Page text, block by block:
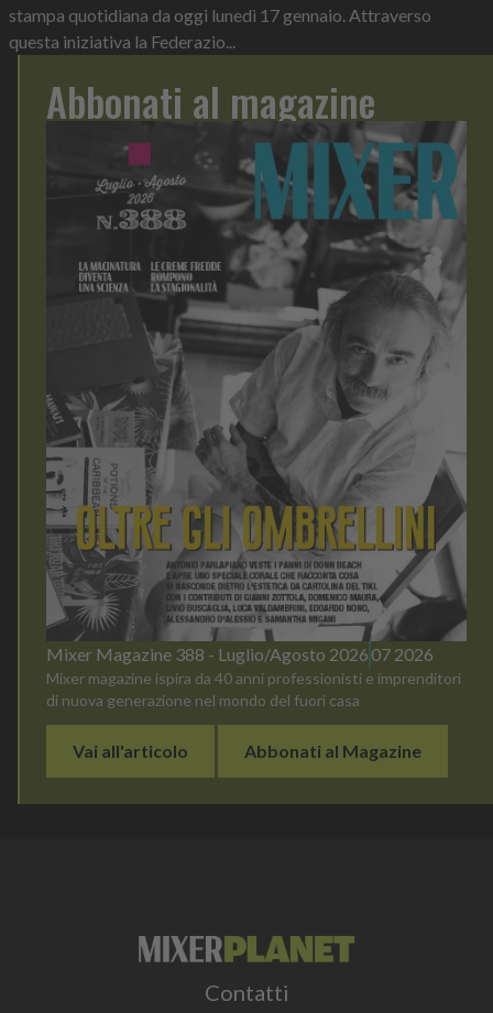
stampa quotidiana da oggi lunedì 17 gennaio. Attraverso
questa iniziativa la Federazio...
Abbonati al magazine
Mixer Magazine 388 - Luglio/Agosto 2026 07 2026
Mixer magazine ispira da 40 anni professionisti e imprenditori
di nuova generazione nel mondo del fuori casa
Vai all'articolo Abbonati al Magazine
Contatti